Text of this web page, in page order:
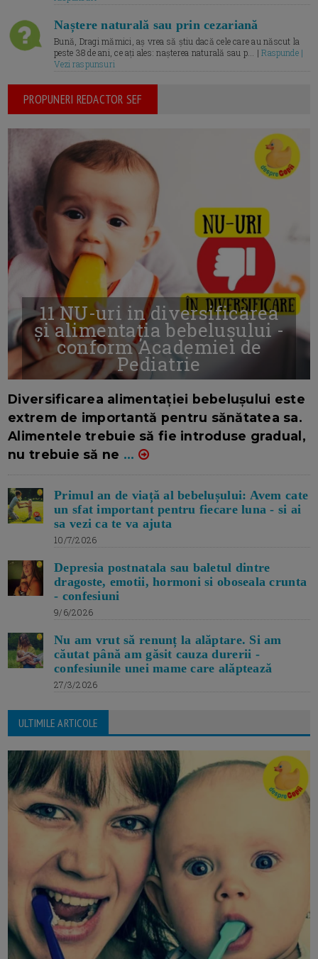
Naștere naturală sau prin cezariană
Bună, Dragi mămici, aș vrea să știu dacă cele care au născut la
peste 38 de ani, ce ați ales: nașterea naturală sau p... |Raspunde |
Vezi raspunsuri
PROPUNERI REDACTOR SEF
11 NU-uri in diversificarea
și alimentația bebelușului -
conform Academiei de
Pediatrie
Diversificarea alimentației bebelușului este
extrem de importantă pentru sănătatea sa.
Alimentele trebuie să fie introduse gradual,
nu trebuie să ne ...
Primul an de viață al bebelușului: Avem cate
un sfat important pentru fiecare luna - si ai
sa vezi ca te va ajuta
10/7/2026
Depresia postnatala sau baletul dintre
dragoste, emotii, hormoni si oboseala crunta
- confesiuni
9/6/2026
Nu am vrut să renunț la alăptare. Si am
căutat până am găsit cauza durerii -
confesiunile unei mame care alăptează
27/3/2026
ULTIMILE ARTICOLE